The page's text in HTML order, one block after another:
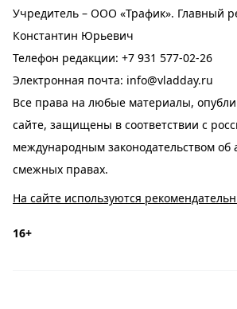
Учредитель – ООО «Трафик». Главный
Константин Юрьевич
Телефон редакции: +7 931 577-02-26
Электронная почта: info@vladday.ru
Все права на любые материалы,
сайте, защищены в соответствии с
международным законодательством об
смежных правах.
На сайте используются
16+